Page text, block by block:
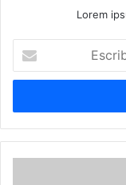
Lorem
correo